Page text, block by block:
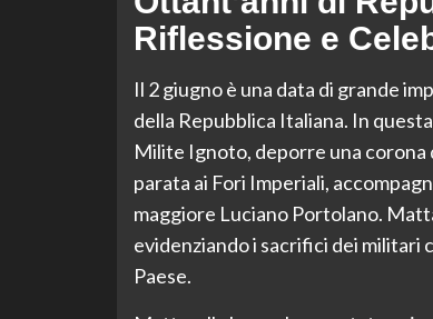
Riflessione e
Il 2 giugno è una data di grande
della Repubblica Italiana. In
Milite Ignoto, deporre una corona
parata ai Fori Imperiali,
maggiore Luciano Portolano.
evidenziando i sacrifici dei militari
Paese.